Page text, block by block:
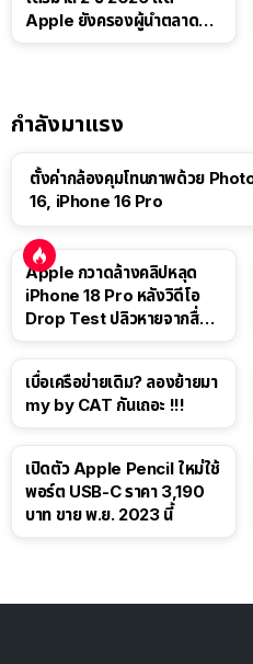
Apple ยังครองผู้นำตลาด
กำลังมาแรง
ตั้งค่ากล้องคุมโทนภาพด้วย
16, iPhone 16 Pro
Apple กวาดล้างคลิปหลุด
iPhone 18 Pro หลังวิดีโอ
Drop Test ปลิวหายจากสื่อ
เบื่อเครือข่ายเดิม? ลองย้ายมา
my by CAT กันเถอะ !!!
เปิดตัว Apple Pencil ใหม่ใช้
พอร์ต USB-C ราคา 3,190
บาท ขาย พ.ย. 2023 นี้